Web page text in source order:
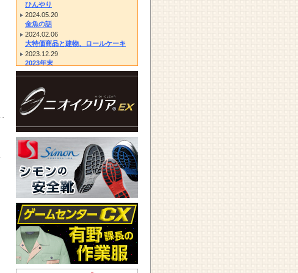
ひんやり
2024.05.20
金魚の話
2024.02.06
大特価商品と建物、ロールケーキ
2023.12.29
2023年末
2023.12.14